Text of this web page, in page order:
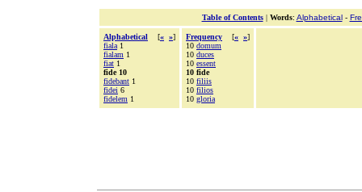
Table of Contents| Words: Alphabetical-
Alphabetical [« »]
fiala 1
fialam 1
fiat 1
fide 10
fidebant 1
fidei 6
fidelem 1
Frequency [« »]
10 domum
10 duces
10 essent
10 fide
10 filiis
10 filios
10 gloria